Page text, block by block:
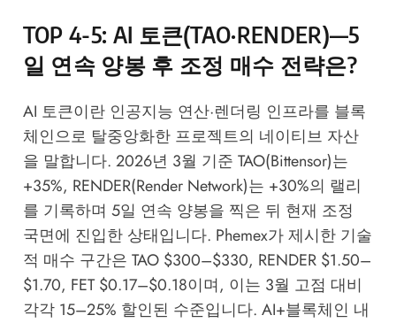
TOP 4-5: AI 토큰(TAO·RENDER)—5
일 연속 양봉 후 조정 매수 전략은?
AI 토큰이란 인공지능 연산·렌더링 인프라를 블록
체인으로 탈중앙화한 프로젝트의 네이티브 자산
을 말합니다. 2026년 3월 기준 TAO(Bittensor)는
+35%, RENDER(Render Network)는 +30%의 랠리
를 기록하며 5일 연속 양봉을 찍은 뒤 현재 조정
국면에 진입한 상태입니다. Phemex가 제시한 기술
적 매수 구간은 TAO $300–$330, RENDER $1.50–
$1.70, FET $0.17–$0.18이며, 이는 3월 고점 대비
각각 15–25% 할인된 수준입니다. AI+블록체인 내